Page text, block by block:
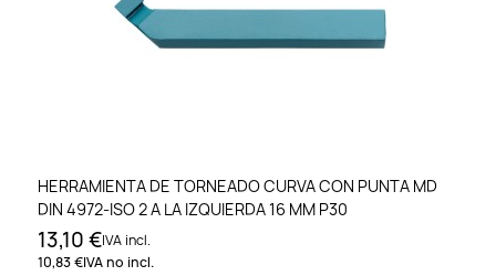
HERRAMIENTA DE TORNEADO CURVA CON PUNTA MD
DIN 4972-ISO 2 A LA IZQUIERDA 16 MM P30
13,10 €IVA incl.
10,83 €IVA no incl.